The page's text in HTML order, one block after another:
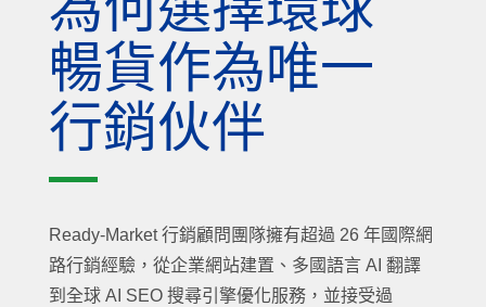
暢貨作為唯一
行銷伙伴
Ready-Market 行銷顧問團隊擁有超過 26 年國際網
路行銷經驗，從企業網站建置、多國語言 AI 翻譯
到全球 AI SEO 搜尋引擎優化服務，並接受過